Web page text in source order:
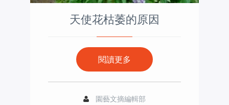
天使花枯萎的原因
閱讀更多
園藝文摘編輯部